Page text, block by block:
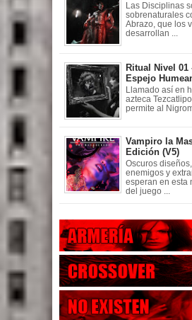
Las Disciplinas
sobrenaturales
Abrazo, que los
desarrollan ...
Ritual Nivel 01
Espejo
Llamado así en
azteca
permite al
Vampiro la
Edición (V5)
Oscuros
enemigos y
esperan en esta
del juego ...